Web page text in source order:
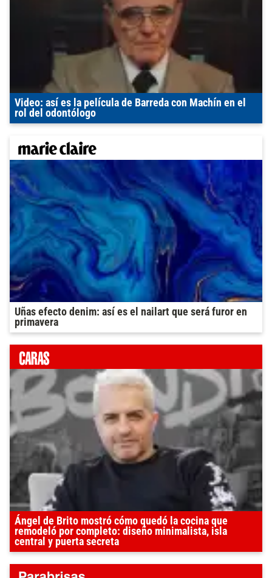
Video: así es la película de Barreda con Machín en el
rol del odontólogo
Uñas efecto denim: así es el nailart que será furor en
primavera
Ángel de Brito mostró cómo quedó la cocina que
remodeló por completo: diseño minimalista, isla
central y puerta secreta